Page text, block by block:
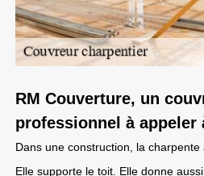
RM Couverture, un
professionnel à appeler
Dans une construction, la charpente
Elle supporte le toit. Elle donne